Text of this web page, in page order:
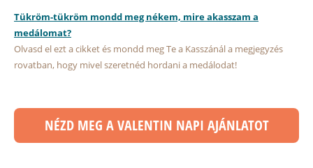
Tükröm-tükröm mondd meg nékem, mire akasszam a
medálomat?
Olvasd el ezt a cikket és mondd meg Te a Kasszánál a megjegyzés
rovatban, hogy mivel szeretnéd hordani a medálodat!
NÉZD MEG A VALENTIN NAPI AJÁNLATOT